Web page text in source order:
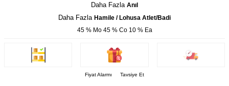
Daha Fazla Anıl
Daha Fazla Hamile / Lohusa Atlet/Badi
45 % Mo 45 % Co 10 % Ea
Fiyat Alarmı Tavsiye Et